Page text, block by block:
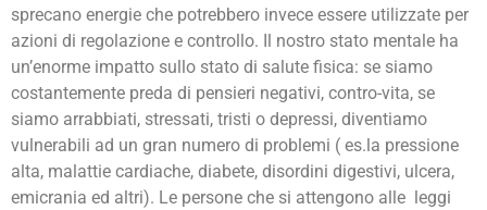
sprecano energie che potrebbero invece essere utilizzate per
azioni di regolazione e controllo. Il nostro stato mentale ha
un’enorme impatto sullo stato di salute fisica: se siamo
costantemente preda di pensieri negativi, contro-vita, se
siamo arrabbiati, stressati, tristi o depressi, diventiamo
vulnerabili ad un gran numero di problemi ( es.la pressione
alta, malattie cardiache, diabete, disordini digestivi, ulcera,
emicrania ed altri). Le persone che si attengono alle leggi